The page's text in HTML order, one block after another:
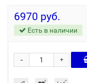
6970 руб.
Есть в наличии
+
-